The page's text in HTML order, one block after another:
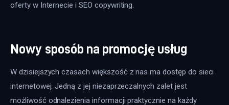
oferty w Internecie i SEO copywriting.
Nowy sposób na promocję usług
W dzisiejszych czasach większość z nas ma dostęp do sieci
internetowej. Jedną z jej niezaprzeczalnych zalet jest
możliwość odnalezienia informacji praktycznie na każdy